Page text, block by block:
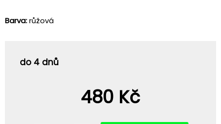
Barva:růžová
do 4 dnů
480 Kč